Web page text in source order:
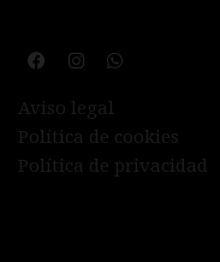
Aviso legal
Política de cookies
Política de privacidad